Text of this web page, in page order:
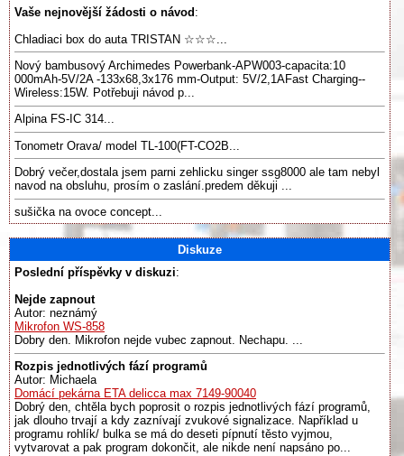
Vaše nejnovější žádosti o návod :
Chladiaci box do auta TRISTAN ☆☆☆...
Nový bambusový Archimedes Powerbank-APW003-capacita:10
000mAh-5V/2A -133x68,3x176 mm-Output: 5V/2,1AFast Charging--
Wireless:15W. Potřebuji návod p...
Alpina FS-IC 314...
Tonometr Orava/ model TL-100(FT-CO2B...
Dobrý večer,dostala jsem parni zehlicku singer ssg8000 ale tam nebyl
navod na obsluhu, prosím o zaslání.predem děkuji ...
sušička na ovoce concept...
Diskuze
Poslední příspěvky v diskuzi:
Nejde zapnout
Autor: neznámý
Mikrofon WS-858
Dobry den. Mikrofon nejde vubec zapnout. Nechapu. ...
Rozpis jednotlivých fází programů
Autor: Michaela
Domácí pekárna ETA delicca max 7149-90040
Dobrý den, chtěla bych poprosit o rozpis jednotlivých fází programů,
jak dlouho trvají a kdy zaznívají zvukové signalizace. Například u
programu rohlík/ bulka se má do deseti pípnutí těsto vyjmou,
vytvarovat a pak program dokončit, ale nikde není napsáno po...